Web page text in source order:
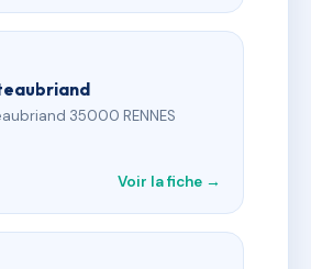
35000 RENNES
Voir la fiche →